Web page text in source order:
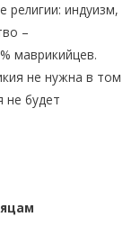
религии: индуизм,
–
маврикийцев.
не нужна в том
не будет